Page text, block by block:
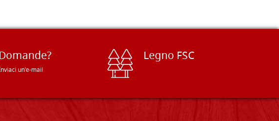
Domande?
un'e-mail
Legno FSC